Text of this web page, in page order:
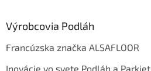
Výrobcovia Podláh
Francúzska značka ALSAFLOOR
Inovácie vo svete Podláh a Parkiet